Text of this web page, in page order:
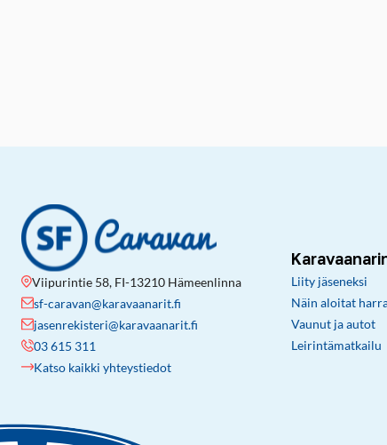
Viipurintie 58, FI-13210 Hämeenlinna
sf-caravan@karavaanarit.fi
jasenrekisteri@karavaanarit.fi
03 615 311
Katso kaikki yhteystiedot
Liity jäseneksi
Näin aloitat
Vaunut ja autot
Leirintämatkailu